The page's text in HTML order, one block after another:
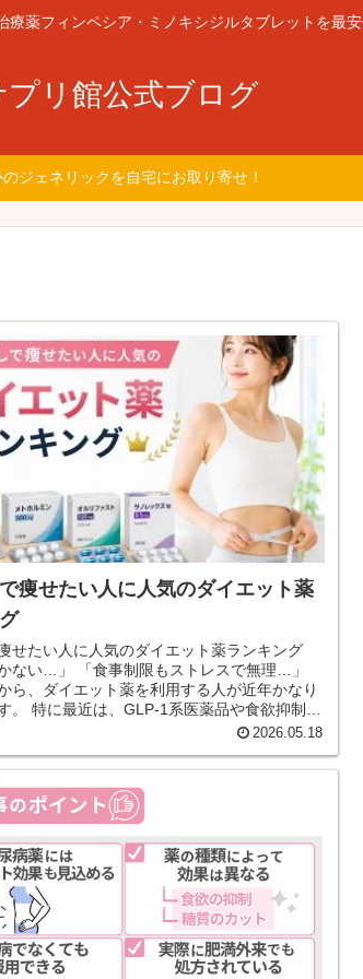
療薬フィンペシア・ミノキシジルタブレットを最
プリ館公式ブログ
ジェネリックを自宅にお取り寄せ！
痩せたい人に人気のダイエット薬
せたい人に人気のダイエット薬ランキング
限もストレスで無理…」
ら、ダイエット薬を利用する人が近年かなり
食欲抑制薬
2026.05.18